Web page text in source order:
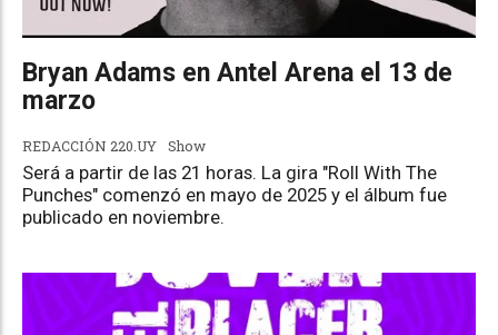
Bryan Adams en Antel Arena el 13 de
marzo
REDACCIÓN 220.UY Show
Será a partir de las 21 horas. La gira "Roll With The
Punches" comenzó en mayo de 2025 y el álbum fue
publicado en noviembre.